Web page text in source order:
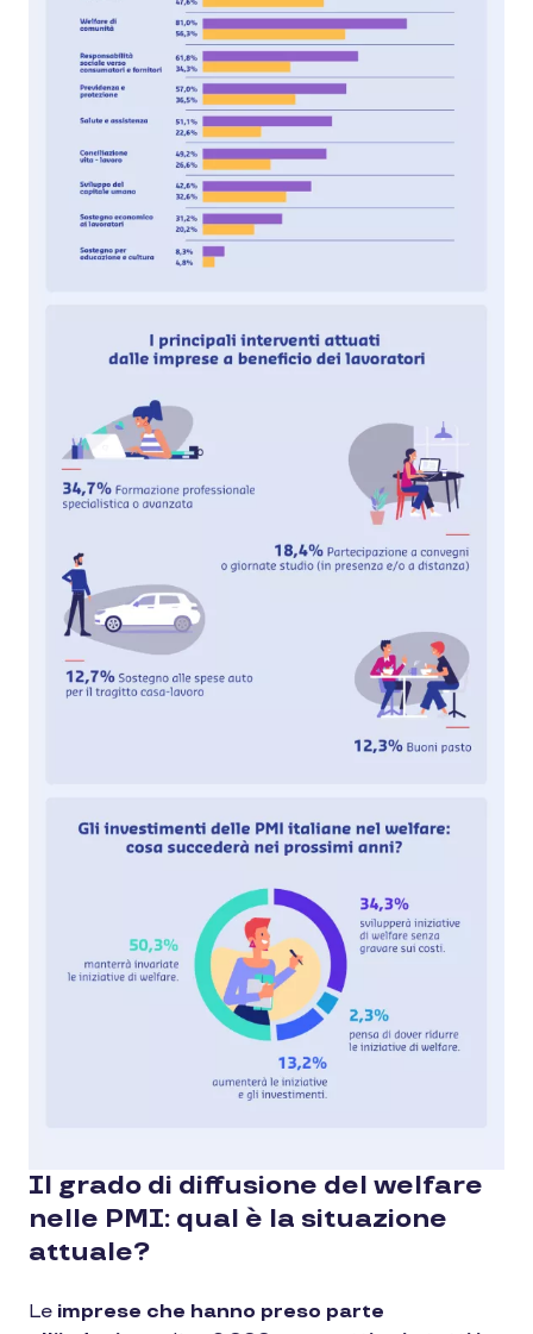
Il grado di diffusione del welfare
nelle PMI: qual è la situazione
attuale?
Le imprese che hanno preso parte